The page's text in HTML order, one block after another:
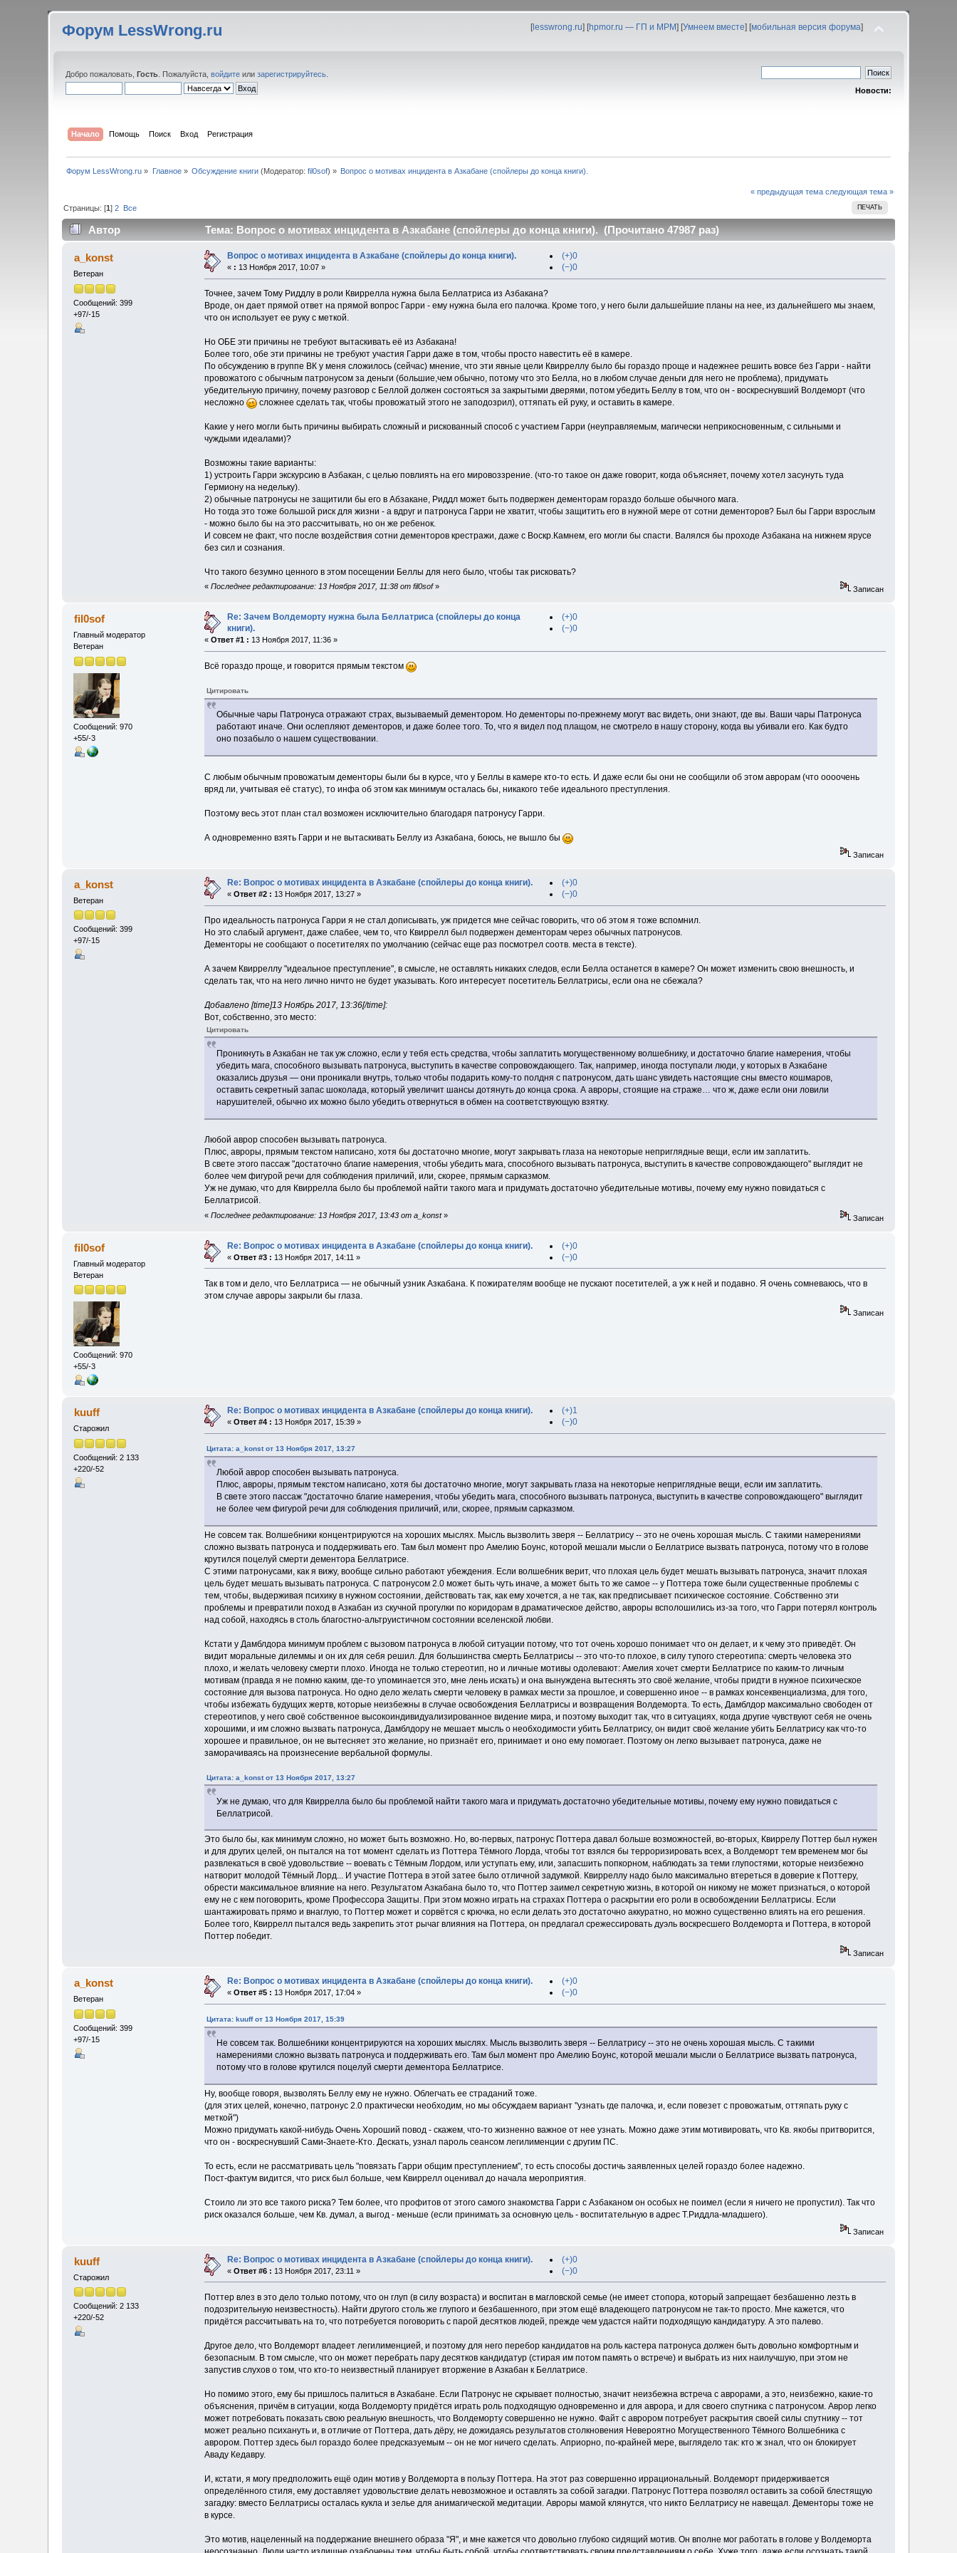
Форум LessWrong.ru [lesswrong.ru] [hpmor.ru — ГП и МРМ] [Умнеем вместе] [мобильная версия форума]
Добро пожаловать,Гость . Пожалуйста,войдите илизарегистрируйтесь
Новости:
Начало Помощь Поиск Вход Регистрация
Форум LessWrong.ru » Главное» Обсуждение книги (Модератор:fil0sof) » Вопрос о мотивах инцидента в Азкабане (спойлеры до конца книги).
« предыдущая тема следующая тема »
ПЕЧАТЬ
Страницы: [1]2 Все
Автор Тема: Вопрос о мотивах инцидента в Азкабане (спойлеры до конца книги). (Прочитано 47987 раз)
a_konst
Ветеран
Сообщений: 399
+97/-15
Вопрос о мотивах инцидента в Азкабане (спойлеры до конца книги).
« : 13 Ноября 2017, 10:07 »
(+)0
(−)0
Точнее, зачем Тому Риддлу в роли Квиррелла нужна была Беллатриса из Азбакана?
Вроде, он дает прямой ответ на прямой вопрос Гарри - ему нужна была его палочка. Кроме того, у него были дальшейшие планы на нее, из дальнейшего мы знаем,
что он использует ее руку с меткой.
Но ОБЕ эти причины не требуют вытаскивать её из Азбакана!
Более того, обе эти причины не требуют участия Гарри даже в том, чтобы просто навестить её в камере.
По обсуждению в группе ВК у меня сложилось (сейчас) мнение, что эти явные цели Квирреллу было бы гораздо проще и надежнее решить вовсе без Гарри - найти
провожатого с обычным патронусом за деньги (большие,чем обычно, потому что это Белла, но в любом случае деньги для него не проблема), придумать
убедительную причину, почему разговор с Беллой должен состояться за закрытыми дверями, потом убедить Беллу в том, что он - воскреснувший Волдеморт (что
несложно
сложнее сделать так, чтобы провожатый этого не заподозрил), оттяпать ей руку, и оставить в камере.
Какие у него могли быть причины выбирать сложный и рискованный способ с участием Гарри (неуправляемым, магически неприкосновенным, с сильными и
чуждыми идеалами)?
Возможны такие варианты:
1) устроить Гарри экскурсию в Азбакан, с целью повлиять на его мировоззрение. (что-то такое он даже говорит, когда объясняет, почему хотел засунуть туда
Гермиону на недельку).
2) обычные патронусы не защитили бы его в Абзакане, Риддл может быть подвержен дементорам гораздо больше обычного мага.
Но тогда это тоже большой риск для жизни - а вдруг и патронуса Гарри не хватит, чтобы защитить его в нужной мере от сотни дементоров? Был бы Гарри взрослым
- можно было бы на это рассчитывать, но он же ребенок.
И совсем не факт, что после воздействия сотни дементоров крестражи, даже с Воскр.Камнем, его могли бы спасти. Валялся бы проходе Азбакана на нижнем ярусе
без сил и сознания.
Что такого безумно ценного в этом посещении Беллы для него было, чтобы так рисковать?
« Последнее редактирование: 13 Ноября 2017, 11:38 от fil0sof» Записан
fil0sof
Главный модератор
Ветеран
Сообщений: 970
+55/-3
Re: Зачем Волдеморту нужна была Беллатриса (спойлеры до конца
книги).
« Ответ #1 : 13 Ноября 2017, 11:36 »
(+)0
(−)0
Всё гораздо проще, и говорится прямым текстом
Цитировать
Обычные чары Патронуса отражают страх, вызываемый дементором. Но дементоры по-прежнему могут вас видеть, они знают, где вы. Ваши чары Патронуса
работают иначе. Они ослепляют дементоров, и даже более того. То, что я видел под плащом, не смотрело в нашу сторону, когда вы убивали его. Как будто
оно позабыло о нашем существовании.
С любым обычным провожатым дементоры были бы в курсе, что у Беллы в камере кто-то есть. И даже если бы они не сообщили об этом аврорам (что оооочень
вряд ли, учитывая её статус), то инфа об этом как минимум осталась бы, никакого тебе идеального преступления.
Поэтому весь этот план стал возможен исключительно благодаря патронусу Гарри.
А одновременно взять Гарри и не вытаскивать Беллу из Азкабана, боюсь, не вышло бы
Записан
a_konst
Ветеран
Сообщений: 399
+97/-15
Re: Вопрос о мотивах инцидента в Азкабане (спойлеры до конца книги).
«Ответ #2 : 13 Ноября 2017, 13:27 »
(+)0
(−)0
Про идеальность патронуса Гарри я не стал дописывать, уж придется мне сейчас говорить, что об этом я тоже вспомнил.
Но это слабый аргумент, даже слабее, чем то, что Квиррелл был подвержен дементорам через обычных патронусов.
Дементоры не сообщают о посетителях по умолчанию (сейчас еще раз посмотрел соотв. места в тексте).
А зачем Квирреллу "идеальное преступление", в смысле, не оставлять никаких следов, если Белла останется в камере? Он может изменить свою внешность, и
сделать так, что на него лично ничто не будет указывать. Кого интересует посетитель Беллатрисы, если она не сбежала?
Добавлено [time]13 Ноябрь 2017, 13:36[/time]:
Вот, собственно, это место:
Цитировать
Проникнуть в Азкабан не так уж сложно, если у тебя есть средства, чтобы заплатить могущественному волшебнику, и достаточно благие намерения, чтобы
убедить мага, способного вызывать патронуса, выступить в качестве сопровождающего. Так, например, иногда поступали люди, у которых в Азкабане
оказались друзья — они проникали внутрь, только чтобы подарить кому-то полдня с патронусом, дать шанс увидеть настоящие сны вместо кошмаров,
оставить секретный запас шоколада, который увеличит шансы дотянуть до конца срока. А авроры, стоящие на страже… что ж, даже если они ловили
нарушителей, обычно их можно было убедить отвернуться в обмен на соответствующую взятку.
Любой аврор способен вызывать патронуса.
Плюс, авроры, прямым текстом написано, хотя бы достаточно многие, могут закрывать глаза на некоторые неприглядные вещи, если им заплатить.
В свете этого пассаж "достаточно благие намерения, чтобы убедить мага, способного вызывать патронуса, выступить в качестве сопровождающего" выглядит не
более чем фигурой речи для соблюдения приличий, или, скорее, прямым сарказмом.
Уж не думаю, что для Квиррелла было бы проблемой найти такого мага и придумать достаточно убедительные мотивы, почему ему нужно повидаться с
Беллатрисой.
« Последнее редактирование: 13 Ноября 2017, 13:43 от a_konst» Записан
fil0sof
Главный модератор
Ветеран
Сообщений: 970
+55/-3
Re: Вопрос о мотивах инцидента в Азкабане (спойлеры до конца книги).
«Ответ #3 : 13 Ноября 2017, 14:11 »
(+)0
(−)0
Так в том и дело, что Беллатриса — не обычный узник Азкабана. К пожирателям вообще не пускают посетителей, а уж к ней и подавно. Я очень сомневаюсь, что в
этом случае авроры закрыли бы глаза.
Записан
kuuff
Старожил
Сообщений: 2 133
+220/-52
Re: Вопрос о мотивах инцидента в Азкабане (спойлеры до конца книги).
«Ответ #4 : 13 Ноября 2017, 15:39 »
(+)1
(−)0
Цитата: a_konst от 13 Ноября 2017, 13:27
Любой аврор способен вызывать патронуса.
Плюс, авроры, прямым текстом написано, хотя бы достаточно многие, могут закрывать глаза на некоторые неприглядные вещи, если им заплатить.
В свете этого пассаж "достаточно благие намерения, чтобы убедить мага, способного вызывать патронуса, выступить в качестве сопровождающего" выглядит
не более чем фигурой речи для соблюдения приличий, или, скорее, прямым сарказмом.
Не совсем так. Волшебники концентрируются на хороших мыслях. Мысль вызволить зверя -- Беллатрису -- это не очень хорошая мысль. С такими намерениями
сложно вызвать патронуса и поддерживать его. Там был момент про Амелию Боунс, которой мешали мысли о Беллатрисе вызвать патронуса, потому что в голове
крутился поцелуй смерти дементора Беллатрисе.
С этими патронусами, как я вижу, вообще сильно работают убеждения. Если волшебник верит, что плохая цель будет мешать вызывать патронуса, значит плохая
цель будет мешать вызывать патронуса. С патронусом 2.0 может быть чуть иначе, а может быть то же самое -- у Поттера тоже были существенные проблемы с
тем, чтобы, выдерживая психику в нужном состоянии, действовать так, как ему хочется, а не так, как предписывает психическое состояние. Собственно эти
проблемы и превратили поход в Азкабан из скучной прогулки по коридорам в драматическое действо, авроры всполошились из-за того, что Гарри потерял контроль
над собой, находясь в столь благостно-альтруистичном состоянии вселенской любви.
Кстати у Дамблдора минимум проблем с вызовом патронуса в любой ситуации потому, что тот очень хорошо понимает что он делает, и к чему это приведёт. Он
видит моральные дилеммы и он их для себя решил. Для большинства смерть Беллатрисы -- это что-то плохое, в силу тупого стереотипа: смерть человека это
плохо, и желать человеку смерти плохо. Иногда не только стереотип, но и личные мотивы одолевают: Амелия хочет смерти Беллатрисе по каким-то личным
мотивам (правда я не помню каким, где-то упоминается это, мне лень искать) и она вынуждена вытеснять это своё желание, чтобы придти в нужное психическое
состояние для вызова патронуса. Но одно дело желать смерти человеку в рамках мести за прошлое, и совершенно иное -- в рамках консеквенциализма, для того,
чтобы избежать будущих жертв, которые неизбежны в случае освобождения Беллатрисы и возвращения Волдеморта. То есть, Дамблдор максимально свободен от
стереотипов, у него своё собственное высокоиндивидуализированное видение мира, и поэтому выходит так, что в ситуациях, когда другие чувствуют себя не очень
хорошими, и им сложно вызвать патронуса, Дамблдору не мешает мысль о необходимости убить Беллатрису, он видит своё желание убить Беллатрису как что-то
хорошее и правильное, он не вытесняет это желание, но признаёт его, принимает и оно ему помогает. Поэтому он легко вызывает патронуса, даже не
заморачиваясь на произнесение вербальной формулы.
Цитата: a_konst от 13 Ноября 2017, 13:27
Уж не думаю, что для Квиррелла было бы проблемой найти такого мага и придумать достаточно убедительные мотивы, почему ему нужно повидаться с
Беллатрисой.
Это было бы, как минимум сложно, но может быть возможно. Но, во-первых, патронус Поттера давал больше возможностей, во-вторых, Квиррелу Поттер был нужен
и для других целей, он пытался на тот момент сделать из Поттера Тёмного Лорда, чтобы тот взялся бы терроризировать всех, а Волдеморт тем временем мог бы
развлекаться в своё удовольствие -- воевать с Тёмным Лордом, или уступать ему, или, запасшить попкорном, наблюдать за теми глупостями, которые неизбежно
натворит молодой Тёмный Лорд... И участие Поттера в этой затее было отличной задумкой. Квирреллу надо было максимально втереться в доверие к Поттеру,
обрести максимальное влияние на него. Результатом Азкабана было то, что Поттер заимел секретную жизнь, в которой он никому не может признаться, о которой
ему не с кем поговорить, кроме Профессора Защиты. При этом можно играть на страхах Поттера о раскрытии его роли в освобождении Беллатрисы. Если
шантажировать прямо и внаглую, то Поттер может и сорвётся с крючка, но если делать это достаточно аккуратно, но можно существенно влиять на его решения.
Более того, Квиррелл пытался ведь закрепить этот рычаг влияния на Поттера, он предлагал срежессировать дуэль воскресшего Волдеморта и Поттера, в которой
Поттер победит.
Записан
a_konst
Ветеран
Сообщений: 399
+97/-15
Re: Вопрос о мотивах инцидента в Азкабане (спойлеры до конца книги).
«Ответ #5 : 13 Ноября 2017, 17:04 »
(+)0
(−)0
Цитата: kuuff от 13 Ноября 2017, 15:39
Не совсем так. Волшебники концентрируются на хороших мыслях. Мысль вызволить зверя -- Беллатрису -- это не очень хорошая мысль. С такими
намерениями сложно вызвать патронуса и поддерживать его. Там был момент про Амелию Боунс, которой мешали мысли о Беллатрисе вызвать патронуса,
потому что в голове крутился поцелуй смерти дементора Беллатрисе.
Ну, вообще говоря, вызволять Беллу ему не нужно. Облегчать ее страданий тоже.
(для этих целей, конечно, патронус 2.0 практически необходим, но мы обсуждаем вариант "узнать где палочка, и, если повезет с провожатым, оттяпать руку с
меткой")
Можно придумать какой-нибудь Очень Хороший повод - скажем, что-то жизненно важное от нее узнать. Можно даже этим мотивировать, что Кв. якобы притворится,
что он - воскреснувший Сами-Знаете-Кто. Дескать, узнал пароль сеансом легилименции с другим ПС.
То есть, если не рассматривать цель "повязать Гарри общим преступлением", то есть способы достичь заявленных целей гораздо более надежно.
Пост-фактум видится, что риск был больше, чем Квиррелл оценивал до начала мероприятия.
Стоило ли это все такого риска? Тем более, что профитов от этого самого знакомства Гарри с Азбаканом он особых не поимел (если я ничего не пропустил). Так что
риск оказался больше, чем Кв. думал, а выгод - меньше (если принимать за основную цель - воспитательную в адрес Т.Риддла-младшего).
Записан
kuuff
Старожил
Сообщений: 2 133
+220/-52
Re: Вопрос о мотивах инцидента в Азкабане (спойлеры до конца книги).
«Ответ #6 : 13 Ноября 2017, 23:11 »
(+)0
(−)0
Поттер влез в это дело только потому, что он глуп (в силу возраста) и воспитан в магловской семье (не имеет стопора, который запрещает безбашенно лезть в
подозрительную неизвестность). Найти другого столь же глупого и безбашенного, при этом ещё владеющего патронусом не так-то просто. Мне кажется, что
придётся рассчитывать на то, что потребуется поговорить с парой десятков людей, прежде чем удастся найти подходящую кандидатуру. А это палево.
Другое дело, что Волдеморт владеет легилименцией, и поэтому для него перебор кандидатов на роль кастера патронуса должен быть довольно комфортным и
безопасным. В том смысле, что он может перебрать пару десятков кандидатур (стирая им потом память о встрече) и выбрать из них наилучшую, при этом не
запустив слухов о том, что кто-то неизвестный планирует вторжение в Азкабан к Беллатрисе.
Но помимо этого, ему бы пришлось палиться в Азкабане. Если Патронус не скрывает полностью, значит неизбежна встреча с аврорами, а это, неизбежно, какие-то
объяснения, причём в ситуации, когда Волдеморту придётся играть роль подходящую одновременно и для аврора, и для своего спутника с патронусом. Аврор легко
может потребовать показать свою реальную внешность, что Волдеморту совершенно не нужно. Файт с аврором потребует раскрытия своей силы спутнику -- тот
может реально психануть и, в отличие от Поттера, дать дёру, не дожидаясь результатов столкновения Невероятно Могущественного Тёмного Волшебника с
аврором. Поттер здесь был гораздо более предсказуемым -- он не мог ничего сделать. Априорно, по-крайней мере, выглядело так: кто ж знал, что он блокирует
Аваду Кедавру.
И, кстати, я могу предположить ещё один мотив у Волдеморта в пользу Поттера. На этот раз совершенно иррациональный. Волдеморт придерживается
определённого стиля, ему доставляет удовольствие делать невозможное и оставлять за собой загадки. Патронус Поттера позволял оставить за собой блестящую
загадку: вместо Беллатрисы осталась кукла и зелье для анимагической медитации. Авроры мамой клянутся, что никто Беллатрису не навещал. Дементоры тоже не
в курсе.
Это мотив, нацеленный на поддержание внешнего образа "Я", и мне кажется что довольно глубоко сидящий мотив. Он вполне мог работать в голове у Волдеморта